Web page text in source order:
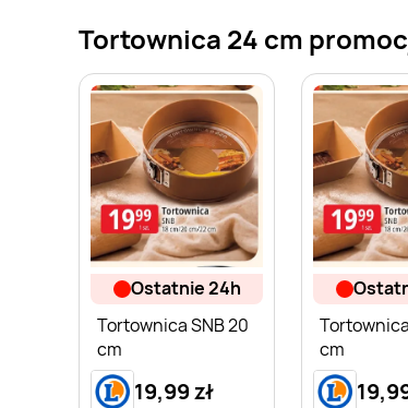
Tortownica 24 cm
ostatnie 24h
Tortownica SNB 20
cm
19,99 zł
cm